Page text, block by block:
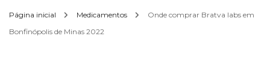
Página inicial Medicamentos
Onde comprar Bratva labs em
Bonfinópolis de Minas 2022